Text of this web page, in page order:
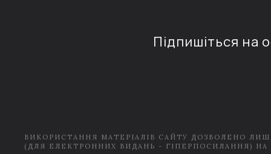
Підпишіться на
ВИКОРИСТАННЯ МАТЕРІАЛІВ САЙТУ ДОЗВОЛЕНО
(ДЛЯ ЕЛЕКТРОННИХ ВИДАНЬ - ГІПЕРПОСИЛАННЯ) НА